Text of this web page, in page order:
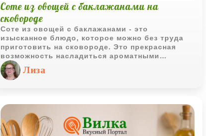
Соте из овощей с баклажанами на
сковороде
Соте из овощей с баклажанами - это
изысканное блюдо, которое можно без труда
приготовить на сковороде. Это прекрасная
возможность насладиться ароматными
овощами и баклажанами, обжаренными до
золотистой корочки, при этом сохраняя их
питательные качества и мягкий вкус.
Лиза